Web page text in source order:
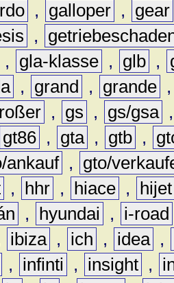
, galloper ,
gear
,
, gla-klasse , glb ,
, grand , grande
, gs , gs/gsa
gt86 , gta , gtb ,
ankauf ,
gto/
, hhr , hiace ,
hijet
, hyundai ,
i-road
ibiza , ich , idea ,
, infinti , insight ,